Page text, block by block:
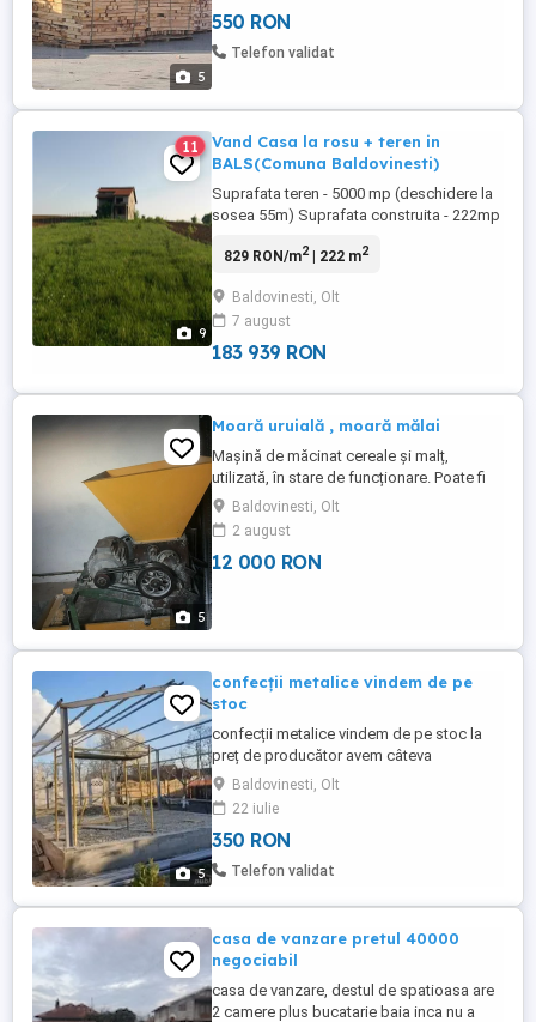
5
550 RON
Telefon validat
9
11
Vand Casa la rosu + teren in
BALS(Comuna Baldovinesti)
Suprafata teren - 5000 mp (deschidere la
sosea 55m) Suprafata construita - 222mp
camere + baie + bucatarie Etaj - 4 camere
electric (380V 220V) - in curte Teava apa -
stradal Cadastru+intabulare Priveliste spre
padure, ...
829 RON/m2| 222 m2
Baldovinesti, Olt
7 august
183 939 RON
5
Moară uruială , moară mălai
Mașină de măcinat cereale și malț,
utilizată, în stare de funcționare. Poate fi
folosită pentru măcinarea diverselor tipuri
de cereale și malț. Dispune de un corp
metalic rezistent. Motor electric 7,5 kw ora
, capacitate de lucru 1200kg ora (uruiala),
Baldovinesti, Olt
2 august
12 000 RON
5
confecții metalice vindem de pe
stoc
confecții metalice vindem de pe stoc la
preț de producător avem câteva
dimensiuni 10 cu 18 cu patru la streașină
12 cu 25 cu patru la streașină 9 cu 15 cu
patru la streașină 11 cu 35 cu 4 la
streașină mai multe detalii la număr de
telefon schimb unele variante cu auto
Baldovinesti, Olt
22 iulie
350 RON
Telefon validat
casa de vanzare pretul 40000
negociabil
casa de vanzare, destul de spatioasa are
2 camere plus bucatarie baia inca nu a